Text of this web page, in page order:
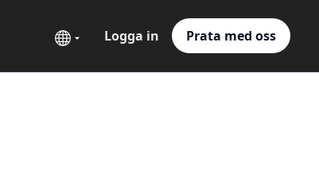
Logga in Prata med oss